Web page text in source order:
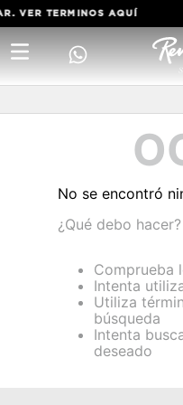
VER TERMINOSAQUÍ
No se encontró
¿Qué debo hacer?
Comprueba
Intenta
Utiliza
búsqueda
Intenta
deseado